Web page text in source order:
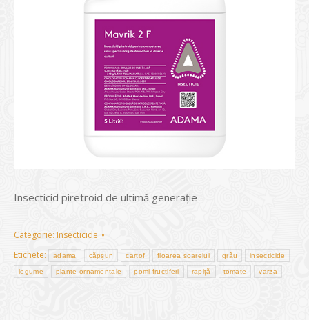
Insecticid piretroid de ultimă generație
Categorie: Insecticide
Etichete:
adama căpșun cartof floarea soarelui grâu insecticide
legume plante ornamentale pomi fructiferi rapiță tomate varza